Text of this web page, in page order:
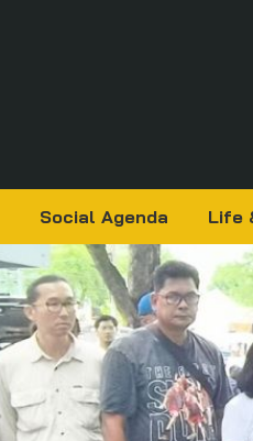
Social Agenda Life